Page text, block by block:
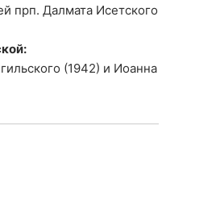
прп. Далмата Исетского
(1942) и Иоанна